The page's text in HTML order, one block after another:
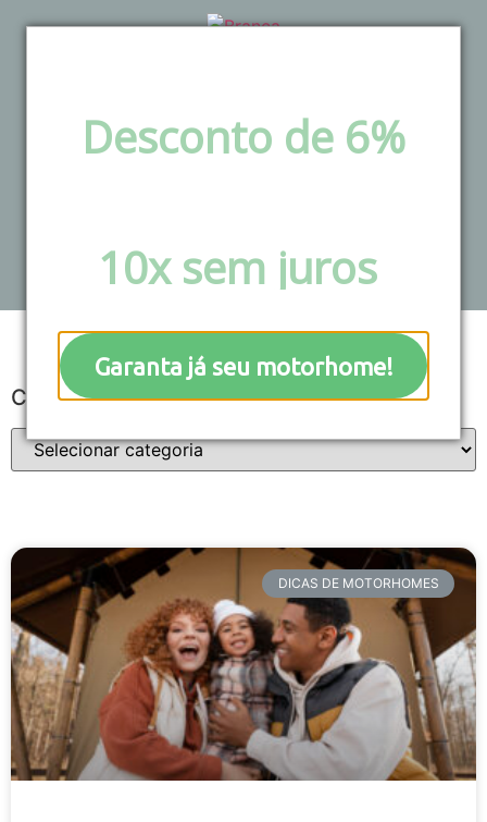
Desconto de 6%
10x sem juros
Garanta já seu motorhome!
Categorias
DICAS DE MOTORHOMES